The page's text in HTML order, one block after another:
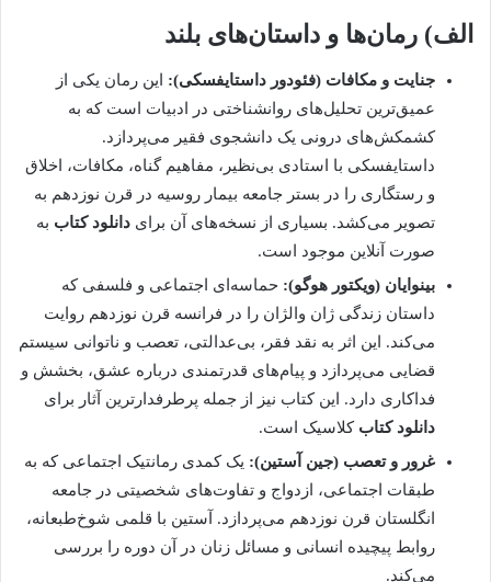
الف) رمان‌ها و داستان‌های بلند
جنایت و مکافات (فئودور داستایفسکی): این رمان یکی از
عمیق‌ترین تحلیل‌های روانشناختی در ادبیات است که به
کشمکش‌های درونی یک دانشجوی فقیر می‌پردازد.
داستایفسکی با استادی بی‌نظیر، مفاهیم گناه، مکافات، اخلاق
و رستگاری را در بستر جامعه بیمار روسیه در قرن نوزدهم به
تصویر می‌کشد. بسیاری از نسخه‌های آن برای دانلود کتاب به
صورت آنلاین موجود است.
بینوایان (ویکتور هوگو): حماسه‌ای اجتماعی و فلسفی که
داستان زندگی ژان والژان را در فرانسه قرن نوزدهم روایت
می‌کند. این اثر به نقد فقر، بی‌عدالتی، تعصب و ناتوانی سیستم
قضایی می‌پردازد و پیام‌های قدرتمندی درباره عشق، بخشش و
فداکاری دارد. این کتاب نیز از جمله پرطرفدارترین آثار برای
دانلود کتاب کلاسیک است.
غرور و تعصب (جین آستین): یک کمدی رمانتیک اجتماعی که به
طبقات اجتماعی، ازدواج و تفاوت‌های شخصیتی در جامعه
انگلستان قرن نوزدهم می‌پردازد. آستین با قلمی شوخ‌طبعانه،
روابط پیچیده انسانی و مسائل زنان در آن دوره را بررسی
می‌کند.